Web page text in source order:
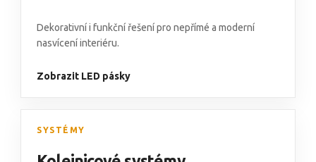
Dekorativní i funkční řešení pro nepřímé a moderní
nasvícení interiéru.
Zobrazit LED pásky
SYSTÉMY